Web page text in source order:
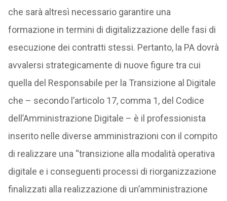
che sarà altresì necessario garantire una
formazione in termini di digitalizzazione delle fasi di
esecuzione dei contratti stessi. Pertanto, la PA dovrà
avvalersi strategicamente di nuove figure tra cui
quella del Responsabile per la Transizione al Digitale
che – secondo l’articolo 17, comma 1, del Codice
dell’Amministrazione Digitale – è il professionista
inserito nelle diverse amministrazioni con il compito
di realizzare una “transizione alla modalità operativa
digitale e i conseguenti processi di riorganizzazione
finalizzati alla realizzazione di un’amministrazione